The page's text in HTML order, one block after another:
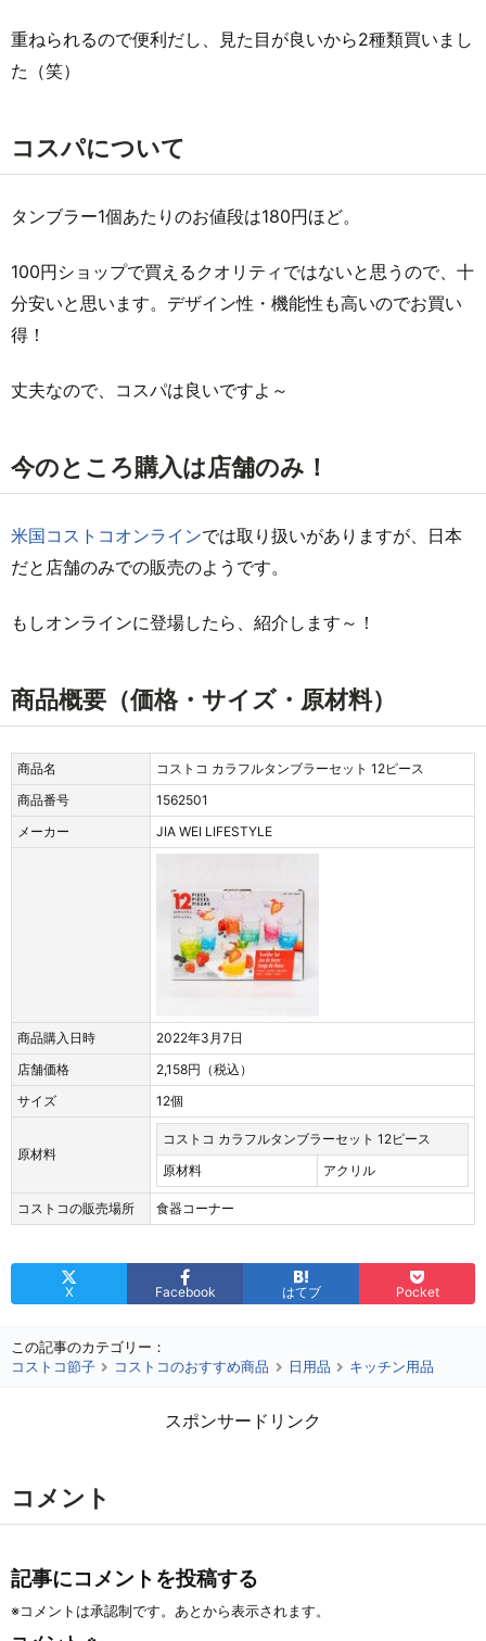
重ねられるので便利だし、見た目が良いから2種類買いまし
た（笑）
コスパについて
タンブラー1個あたりのお値段は180円ほど。
100円ショップで買えるクオリティではないと思うので、十
分安いと思います。デザイン性・機能性も高いのでお買い
得！
丈夫なので、コスパは良いですよ～
今のところ購入は店舗のみ！
米国コストコオンラインでは取り扱いがありますが、日本
だと店舗のみでの販売のようです。
もしオンラインに登場したら、紹介します～！
商品概要（価格・サイズ・原材料）
商品名
コストコ カラフルタンブラーセット 12ピース
商品番号
1562501
メーカー
JIA WEI LIFESTYLE
商品購入日時
2022年3月7日
店舗価格
2,158円（税込）
サイズ
12個
原材料
コストコ カラフルタンブラーセット 12ピース
原材料
アクリル
コストコの販売場所 食器コーナー
X Facebook はてブ Pocket
この記事のカテゴリー：
コストコ節子
コストコのおすすめ商品 日用品 キッチン用品
スポンサードリンク
コメント
記事にコメントを投稿する
※コメントは承認制です。あとから表示されます。